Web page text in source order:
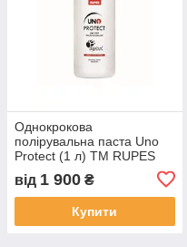
Однокрокова
полірувальна паста Uno
Protect (1 л) ТМ RUPES
від 1 900 ₴
Купити